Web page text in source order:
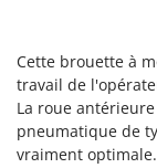
NuovaFac
O
Officine
Cette brouette à
travail de
La roue
pneumatique de
vraiment optimale.